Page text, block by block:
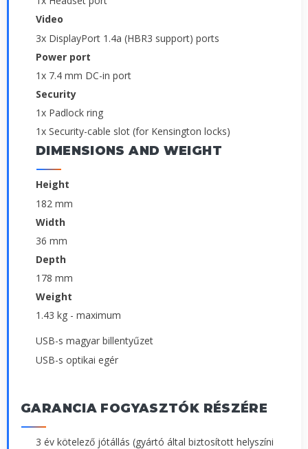
Video
3x DisplayPort 1.4a (HBR3 support) ports
Power port
1x 7.4 mm DC-in port
Security
1x Padlock ring
1x Security-cable slot (for Kensington locks)
DIMENSIONS AND WEIGHT
Height
182 mm
Width
36 mm
Depth
178 mm
Weight
1.43 kg - maximum
USB-s magyar billentyűzet
USB-s optikai egér
GARANCIA FOGYASZTÓK RÉSZÉRE
3 év kötelező jótállás (gyártó által biztosított helyszíni